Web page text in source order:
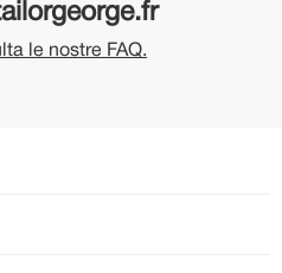
le nostre FAQ.